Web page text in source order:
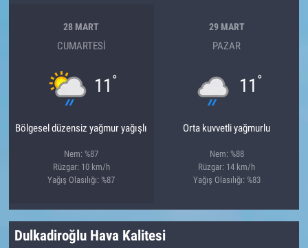
28 MART
CUMARTESI
11 °
Bölgesel düzensiz yağmur yağışlı
Nem: %87
Rüzgar: 10 km/h
Yağış Olasılığı: %87
29 MART
PAZAR
11 °
Orta kuvvetli yağmurlu
Nem: %88
Rüzgar: 14 km/h
Yağış Olasılığı: %83
Dulkadiroğlu Hava Kalitesi